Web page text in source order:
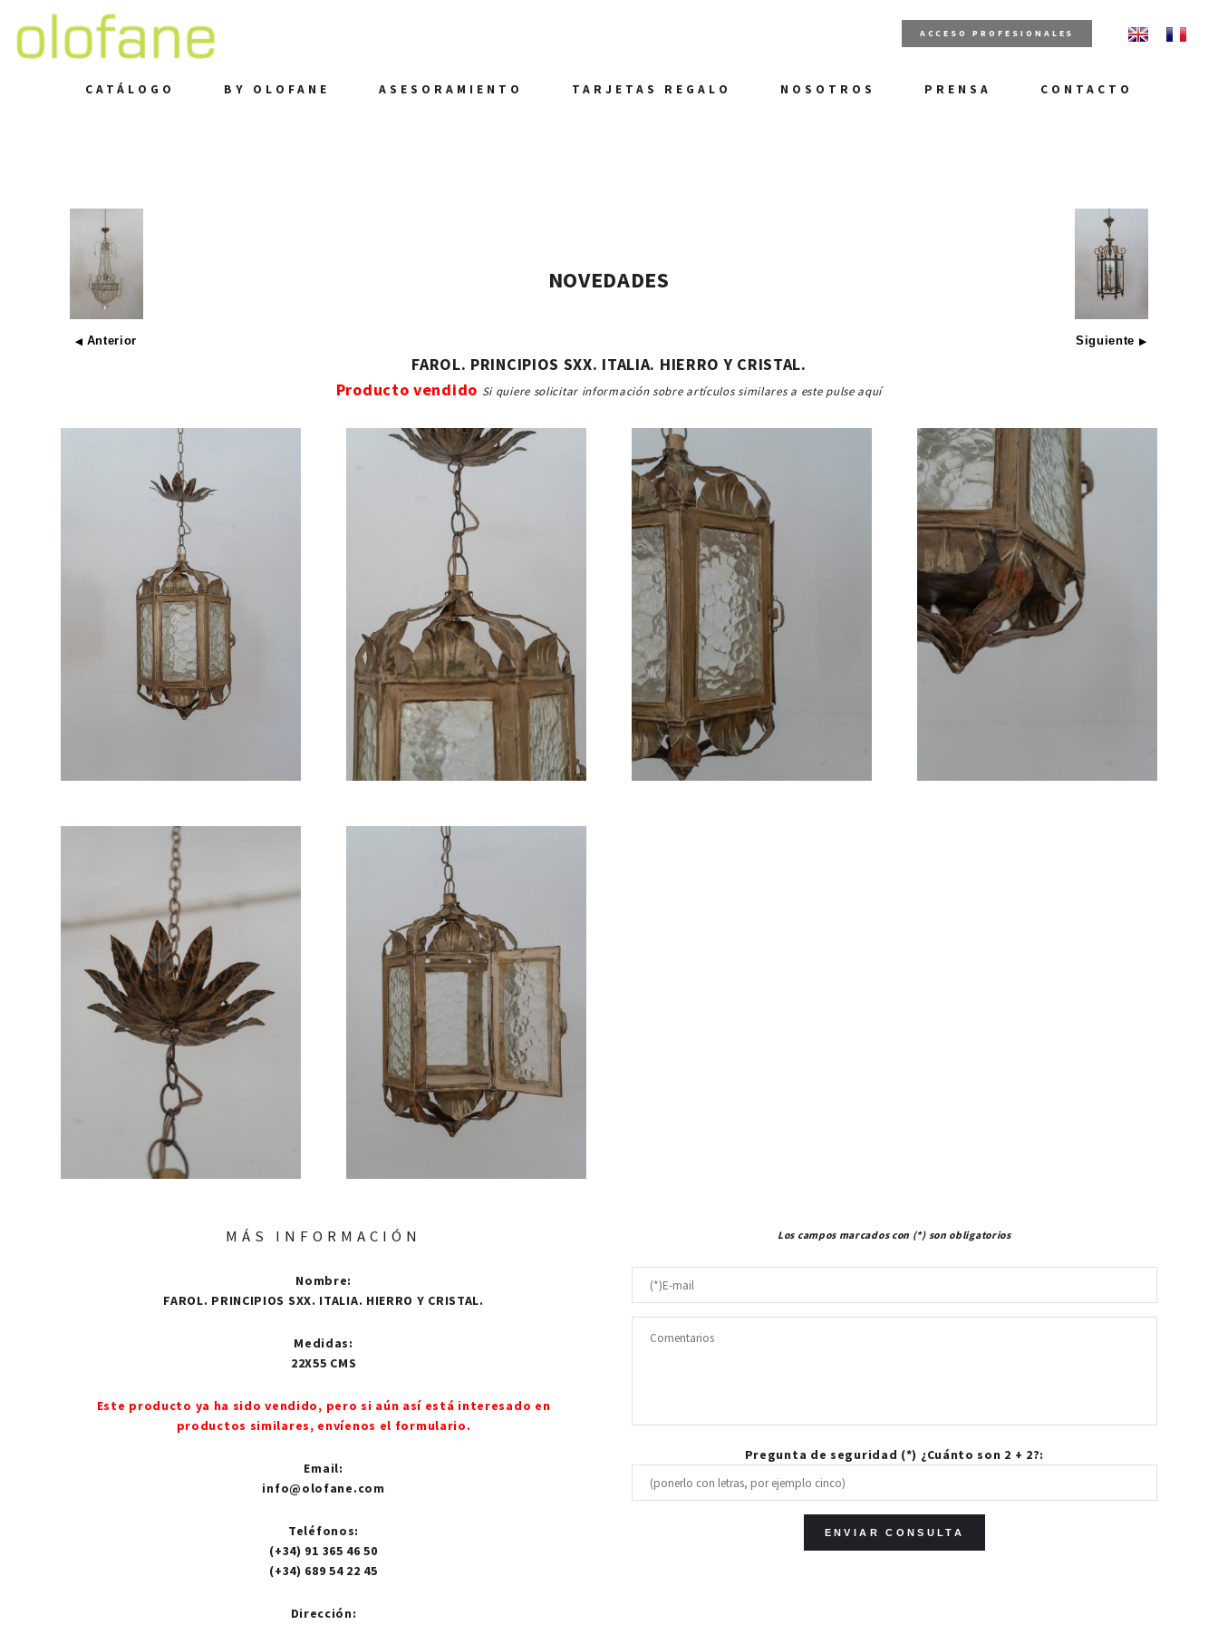
ACCESO PROFESIONALES
CATÁLOGO BY OLOFANE ASESORAMIENTO TARJETAS REGALO NOSOTROS PRENSA CONTACTO
◀ Anterior
NOVEDADES
Siguiente ▶
FAROL. PRINCIPIOS SXX. ITALIA. HIERRO Y CRISTAL.
Producto vendido Si quiere solicitar información sobre artículos similares a este pulse aquí
MÁS INFORMACIÓN
Nombre:
FAROL. PRINCIPIOS SXX. ITALIA. HIERRO Y CRISTAL.
Medidas:
22X55 CMS
Este producto ya ha sido vendido, pero si aún así está interesado en
productos similares, envíenos el formulario.
Email:
info@olofane.com
Teléfonos:
(+34) 91 365 46 50
(+34) 689 54 22 45
Dirección:
Los campos marcados con (*) son obligatorios
Pregunta de seguridad (*) ¿Cuánto son 2 + 2?: